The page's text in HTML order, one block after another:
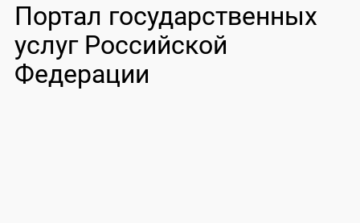
Портал государственных
услуг Российской
Федерации